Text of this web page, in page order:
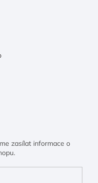
zasílat informace o